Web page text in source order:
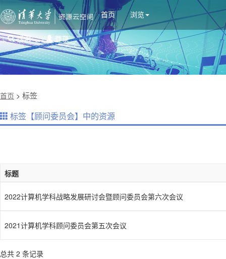
首页 浏览
搜索 登录
首页 > 标签
标签【顾问委员会】中的资源
标题
2022计算机学科战略发展研讨会暨顾问委员会第六次会议
2021计算机学科顾问委员会第五次会议
总共 2 条记录